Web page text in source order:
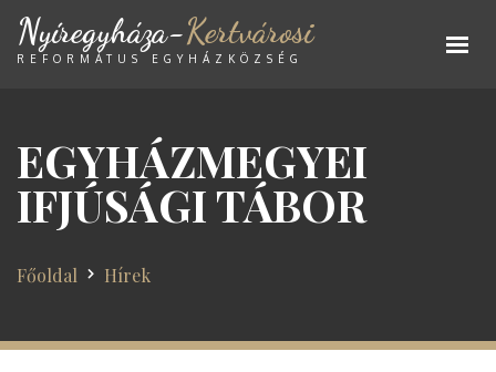
Nyíregyháza-Kertvárosi
REFORMÁTUS EGYHÁZKÖZSÉG
EGYHÁZMEGYEI
IFJÚSÁGI TÁBOR
Főoldal Hírek